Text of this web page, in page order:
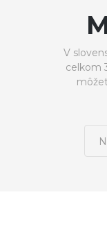
V
celkom